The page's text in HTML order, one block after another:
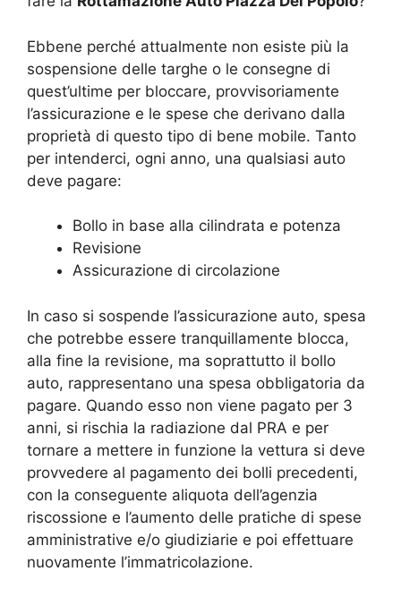
Ebbene perché attualmente non esiste più la
sospensione delle targhe o le consegne di
quest’ultime per bloccare, provvisoriamente
l’assicurazione e le spese che derivano dalla
proprietà di questo tipo di bene mobile. Tanto
per intenderci, ogni anno, una qualsiasi auto
deve pagare:
Bollo in base alla cilindrata e potenza
Revisione
Assicurazione di circolazione
In caso si sospende l’assicurazione auto, spesa
che potrebbe essere tranquillamente blocca,
alla fine la revisione, ma soprattutto il bollo
auto, rappresentano una spesa obbligatoria da
pagare. Quando esso non viene pagato per 3
anni, si rischia la radiazione dal PRA e per
tornare a mettere in funzione la vettura si deve
provvedere al pagamento dei bolli precedenti,
con la conseguente aliquota dell’agenzia
riscossione e l’aumento delle pratiche di spese
amministrative e/o giudiziarie e poi effettuare
nuovamente l’immatricolazione.